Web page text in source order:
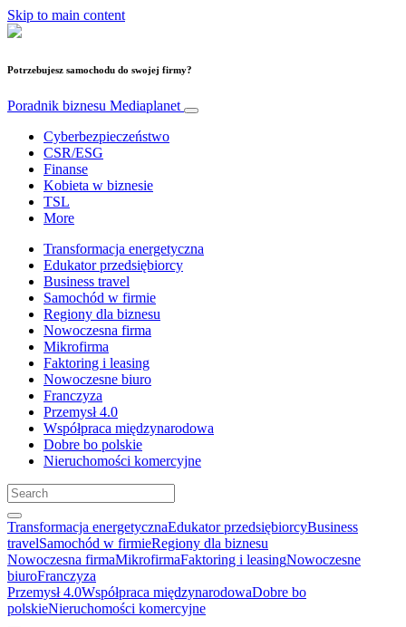
Skip to main content
Potrzebujesz samochodu do swojej firmy?
Poradnik biznesu Mediaplanet
Cyberbezpieczeństwo
CSR/ESG
Finanse
Kobieta w biznesie
TSL
More
Transformacja energetyczna
Edukator przedsiębiorcy
Business travel
Samochód w firmie
Regiony dla biznesu
Nowoczesna firma
Mikrofirma
Faktoring i leasing
Nowoczesne biuro
Franczyza
Przemysł 4.0
Współpraca międzynarodowa
Dobre bo polskie
Nieruchomości komercyjne
Transformacja energetycznaEdukator przedsiębiorcyBusiness
travelSamochód w firmieRegiony dla biznesu
Nowoczesna firmaMikrofirmaFaktoring i leasingNowoczesne
biuroFranczyza
Przemysł 4.0Współpraca międzynarodowaDobre bo
polskieNieruchomości komercyjne